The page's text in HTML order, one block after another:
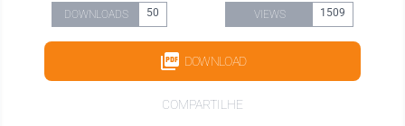
DOWNLOADS 50 VIEWS 1509
DOWNLOAD
COMPARTILHE